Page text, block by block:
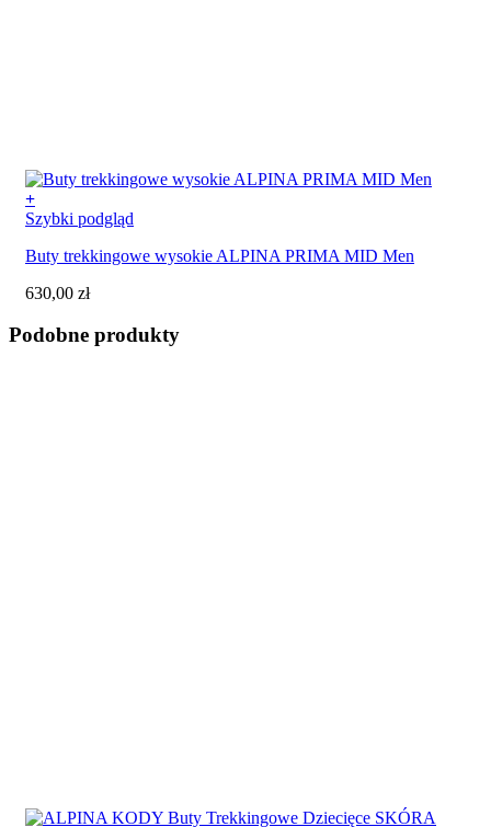
+
Ten
ma
wariantów.
można
Szybki podgląd
Buty trekkingowe wysokie ALPINA PRIMA MID Men
630,00 zł
Podobne produkty